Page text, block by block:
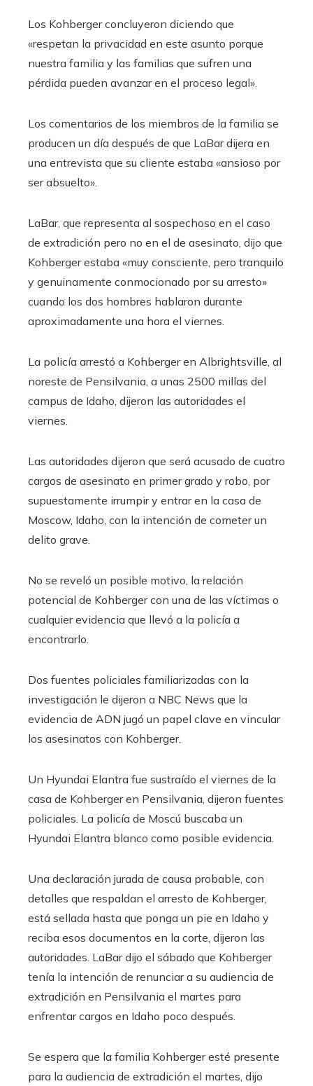
Los Kohberger concluyeron diciendo que
«respetan la privacidad en este asunto porque
nuestra familia y las familias que sufren una
pérdida pueden avanzar en el proceso legal».
Los comentarios de los miembros de la familia se
producen un día después de que LaBar dijera en
una entrevista que su cliente estaba «ansioso por
ser absuelto».
LaBar, que representa al sospechoso en el caso
de extradición pero no en el de asesinato, dijo que
Kohberger estaba «muy consciente, pero tranquilo
y genuinamente conmocionado por su arresto»
cuando los dos hombres hablaron durante
aproximadamente una hora el viernes.
La policía arrestó a Kohberger en Albrightsville, al
noreste de Pensilvania, a unas 2500 millas del
campus de Idaho, dijeron las autoridades el
viernes.
Las autoridades dijeron que será acusado de cuatro
cargos de asesinato en primer grado y robo, por
supuestamente irrumpir y entrar en la casa de
Moscow, Idaho, con la intención de cometer un
delito grave.
No se reveló un posible motivo, la relación
potencial de Kohberger con una de las víctimas o
cualquier evidencia que llevó a la policía a
encontrarlo.
Dos fuentes policiales familiarizadas con la
investigación le dijeron a NBC News que la
evidencia de ADN jugó un papel clave en vincular
los asesinatos con Kohberger.
Un Hyundai Elantra fue sustraído el viernes de la
casa de Kohberger en Pensilvania, dijeron fuentes
policiales. La policía de Moscú buscaba un
Hyundai Elantra blanco como posible evidencia.
Una declaración jurada de causa probable, con
detalles que respaldan el arresto de Kohberger,
está sellada hasta que ponga un pie en Idaho y
reciba esos documentos en la corte, dijeron las
autoridades. LaBar dijo el sábado que Kohberger
tenía la intención de renunciar a su audiencia de
extradición en Pensilvania el martes para
enfrentar cargos en Idaho poco después.
Se espera que la familia Kohberger esté presente
para la audiencia de extradición el martes, dijo